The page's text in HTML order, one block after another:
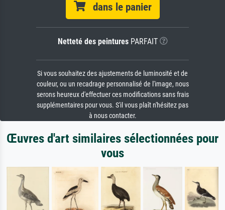
dans le panier
Netteté des peinturesPARFAIT
Si vous souhaitez des ajustements de luminosité et de
couleur, ou un recadrage personnalisé de l'image, nous
serons heureux d'effectuer ces modifications sans frais
supplémentaires pour vous. S'il vous plaît n'hésitez pas
à nous contacter.
Œuvres d'art similaires sélectionnées pour
vous